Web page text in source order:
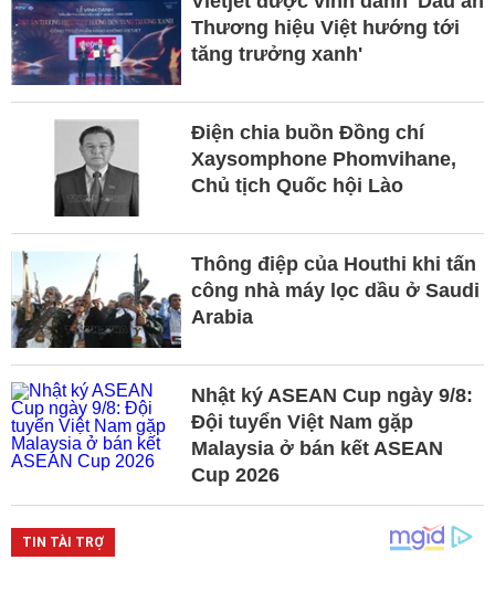
Thương hiệu Việt hướng tới
tăng trưởng xanh'
Điện chia buồn Đồng chí
Xaysomphone Phomvihane,
Chủ tịch Quốc hội Lào
Thông điệp của Houthi khi tấn
công nhà máy lọc dầu ở Saudi
Arabia
Nhật ký ASEAN Cup ngày 9/8:
Đội tuyển Việt Nam gặp
Malaysia ở bán kết ASEAN
Cup 2026